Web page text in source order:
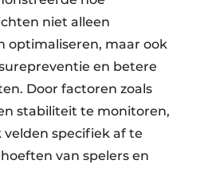
niet alleen
optimaliseren, maar ook
en betere
Door factoren zoals
stabiliteit te monitoren,
specifiek af te
van spelers en